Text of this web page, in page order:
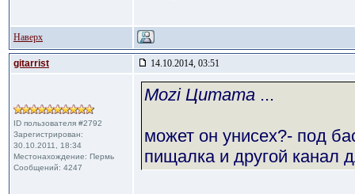
Наверх
gitarrist 14.10.2014, 03:51
ID пользователя #2792
Зарегистрирован:
30.10.2011, 18:34
Местонахождение: Пермь
Сообщений: 4247
Mozi Цитата ...
может он унисех?- под
пищалка и другой канал